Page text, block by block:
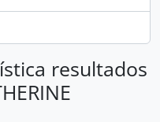
resultados